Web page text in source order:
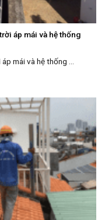
áp mái và hệ thống
mái và hệ thống ...